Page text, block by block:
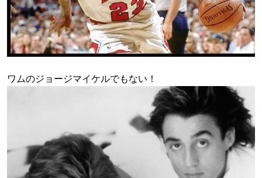
ワムのジョージマイケルでもない！